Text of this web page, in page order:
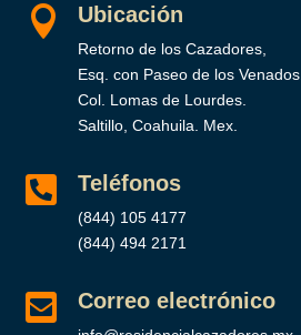
 Ubicación
Retorno de los Cazadores,
Esq. con Paseo de los Venados.
Col. Lomas de Lourdes.
Saltillo, Coahuila. Mex.
 Teléfonos
(844) 105 4177
(844) 494 2171
 Correo electrónico